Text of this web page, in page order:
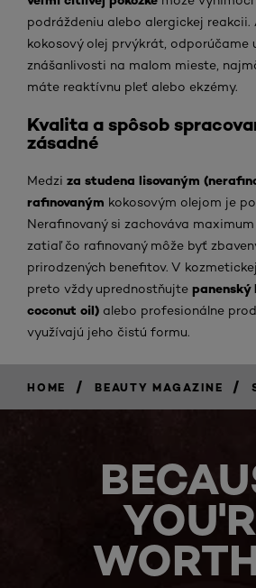
podráždeniu alebo alergickej reakcii.
kokosový olej prvýkrát, odporúčame
znášanlivosti na malom mieste,
máte reaktívnu pleť alebo ekzémy.
Kvalita a spôsob
zásadné
Medzi za studena lisovaným
rafinovaným kokosovým olejom je
Nerafinovaný si zachováva
zatiaľ čo rafinovaný môže byť
prirodzených benefitov. V
preto vždy uprednostňujte panenský
coconut oil) alebo profesionálne
využívajú jeho čistú formu.
HOME / BEAUTY MAGAZINE /